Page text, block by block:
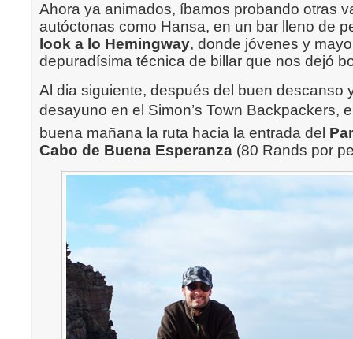
Ahora ya animados, íbamos probando otras
autóctonas como Hansa, en un bar lleno de
look a lo Hemingway, donde jóvenes y
depuradísima técnica de billar que nos dejó
Al dia siguiente, después del buen descanso
desayuno en el Simon’s Town Backpackers,
buena mañana la ruta hacia la entrada del
Cabo de Buena Esperanza (80 Rands por